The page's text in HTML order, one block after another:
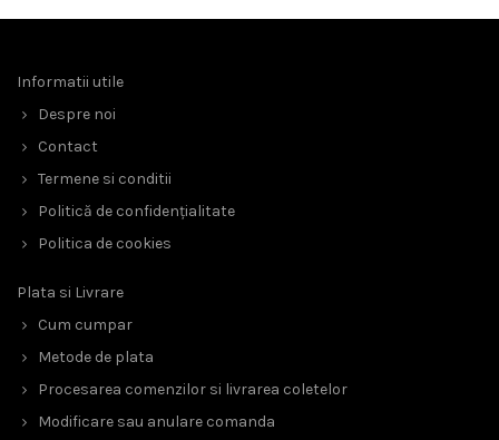
Informatii utile
Despre noi
Contact
Termene si conditii
Politică de confidențialitate
Politica de cookies
Plata si Livrare
Cum cumpar
Metode de plata
Procesarea comenzilor si livrarea coletelor
Modificare sau anulare comanda